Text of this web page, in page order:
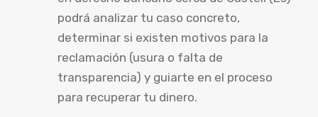
podrá analizar tu caso concreto,
determinar si existen motivos para la
reclamación (usura o falta de
transparencia) y guiarte en el proceso
para recuperar tu dinero.